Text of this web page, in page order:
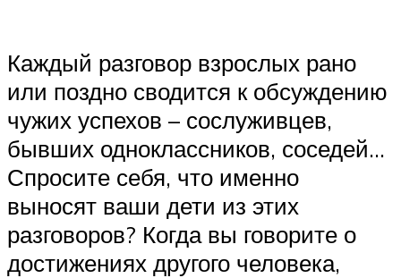
Каждый разговор взрослых рано
или поздно сводится к обсуждению
чужих успехов – сослуживцев,
бывших одноклассников, соседей…
Спросите себя, что именно
выносят ваши дети из этих
разговоров? Когда вы говорите о
достижениях другого человека,